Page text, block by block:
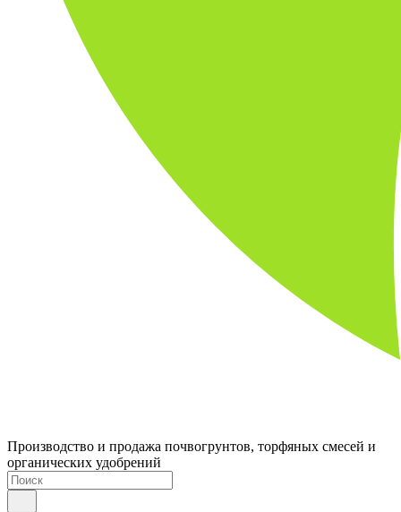
Производство и продажа почвогрунтов, торфяных смесей и
органических удобрений